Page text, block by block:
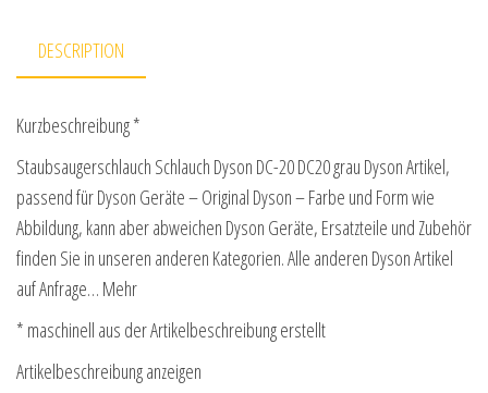
DESCRIPTION
Kurzbeschreibung *
Staubsaugerschlauch Schlauch Dyson DC-20 DC20 grau Dyson Artikel,
passend für Dyson Geräte – Original Dyson – Farbe und Form wie
Abbildung, kann aber abweichen Dyson Geräte, Ersatzteile und Zubehör
finden Sie in unseren anderen Kategorien. Alle anderen Dyson Artikel
auf Anfrage… Mehr
* maschinell aus der Artikelbeschreibung erstellt
Artikelbeschreibung anzeigen